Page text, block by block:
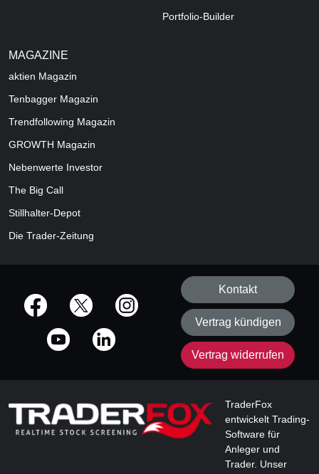
Portfolio-Builder
MAGAZINE
aktien Magazin
Tenbagger Magazin
Trendfollowing Magazin
GROWTH Magazin
Nebenwerte Investor
The Big Call
Stillhalter-Depot
Die Trader-Zeitung
offizielle Social Media-Accounts
Kontakt
Vertrag kündigen
Vertrag widerrufen
TraderFox
entwickelt Trading-
Software für
Anleger und
Trader. Unser